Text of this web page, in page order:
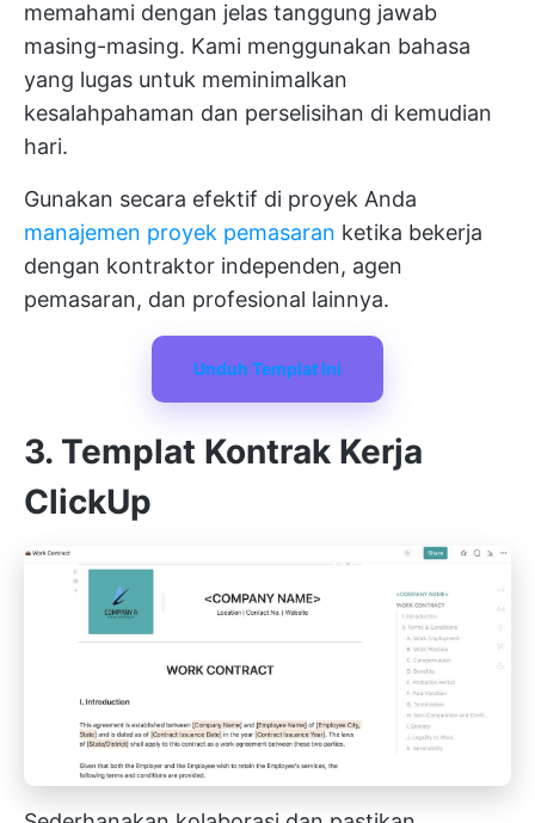
memahami dengan jelas tanggung jawab
masing-masing. Kami menggunakan bahasa
yang lugas untuk meminimalkan
kesalahpahaman dan perselisihan di kemudian
hari.
Gunakan secara efektif di proyek Anda
manajemen proyek pemasaran ketika bekerja
dengan kontraktor independen, agen
pemasaran, dan profesional lainnya.
Unduh Templat Ini
3. Templat Kontrak Kerja
ClickUp